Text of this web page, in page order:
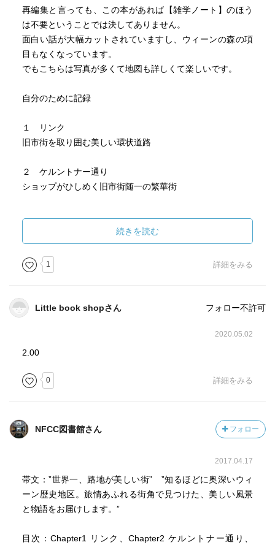
再編集と言っても、この本があれば【雑学ノート】のほう
は不要ということでは決してありません。
面白い話が大幅カットされていますし、ウィーンの森の項
目もなくなっています。
でもこちらは写真が多くて地図も詳しくて楽しいです。
自分のために記録
１ リンク
旧市街を取り囲む美しい環状道路
２ ケルントナー通り
ショップがひしめく旧市街随一の繁華街
老舗店が並ぶ優雅なショッピングストリート
４ コールマルクト
ハプスブルクの歴史が香る気品漂う散歩道
５ シェーンラテルン小路
美しいランタンが影を落とす石畳の路地裏
６ クレント小路
８ ナーグラー小路
９ バミューダ・トライアングル
ウィーンの若者がつどう夜の人気エリア
ウィーンっ子の暮らしぶりが見える市場通り
続きを読む
1 詳細をみる
Little book shopさん フォロー不許可
2020.05.02
2.00
0 詳細をみる
NFCC図書館さん フォロー
2017.04.17
帯文：”世界一、路地が美しい街” ”知るほどに奥深いウィ
ーン歴史地区。旅情あふれる街角で見つけた、美しい風景
と物語をお届けします。”
目次：Chapter1 リンク、Chapter2 ケルントナー通り、